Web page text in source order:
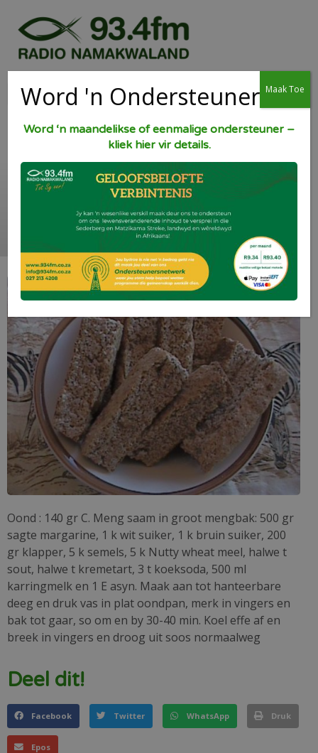
Buurvrou se Growwe
beskuit
Oond : 140 gr C. Meng saam in groot mengbak: 500 gr
sagte margarine, 1 k wit suiker, 1 k bruin suiker, 200
gr klapper, 5 k semels, 5 k Nutty wheat meel, halwe t
sout, halwe t kremetart, 3 t koeksoda, 500 ml
karringmelk en 1 E asyn. Maak aan tot hanteerbare
deeg en druk vas in plat oondpan, merk in vingers en
bak tot gaar, so om en by 30-40 min. Koel effe af en
breek in vingers en droog uit soos normaalweg
Deel dit!
Facebook Twitter WhatsApp Druk
Epos
Word 'n Ondersteuner
Word ‘n maandelikse of eenmalige ondersteuner –
kliek hier vir details.
Maak Toe